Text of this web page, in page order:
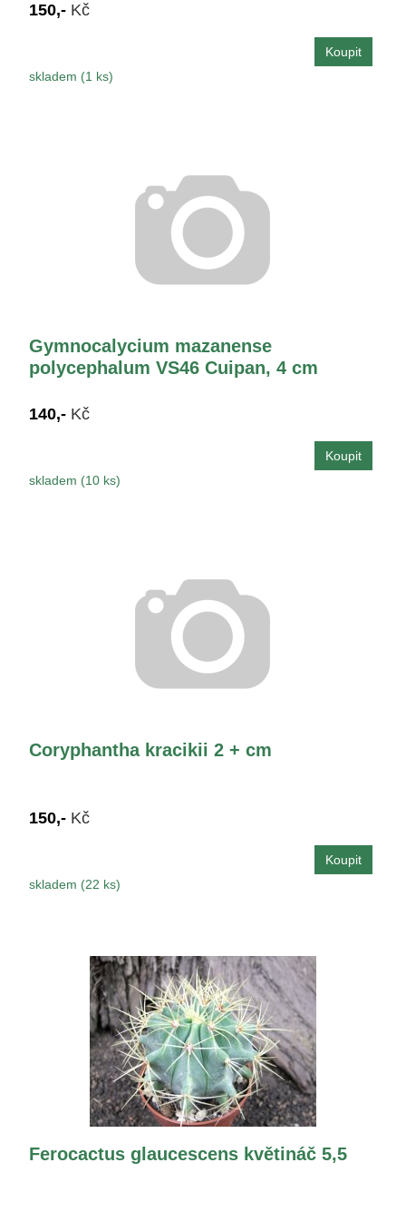
150,- Kč
skladem (1 ks)
Gymnocalycium mazanense
polycephalum VS46 Cuipan, 4 cm
140,- Kč
skladem (10 ks)
Coryphantha kracikii 2 + cm
150,- Kč
skladem (22 ks)
Ferocactus glaucescens květináč 5,5